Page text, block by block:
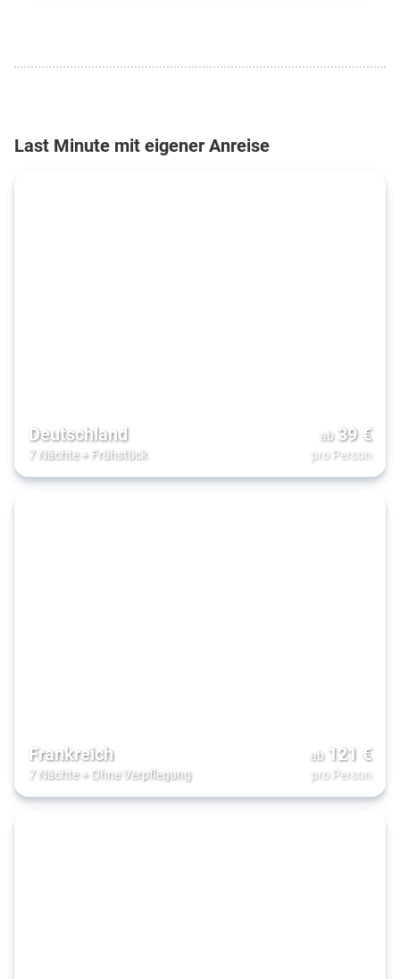
Last Minute mit eigener Anreise
Deutschland
7 Nächte+ Frühstück
ab 39€
pro Person
Frankreich
7 Nächte+ Ohne Verpflegung
ab 121 €
pro Person